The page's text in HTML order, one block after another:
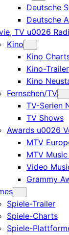
Deutsche
Deutsche
TV u0026
Kino
Kino
Kino-Trailer
Kino
Fernsehen/TV
TV-Serien
TV Shows
Awards u0026
MTV
MTV
Video
Grammy
Spiele-Trailer
Spiele-Charts
Spiele-